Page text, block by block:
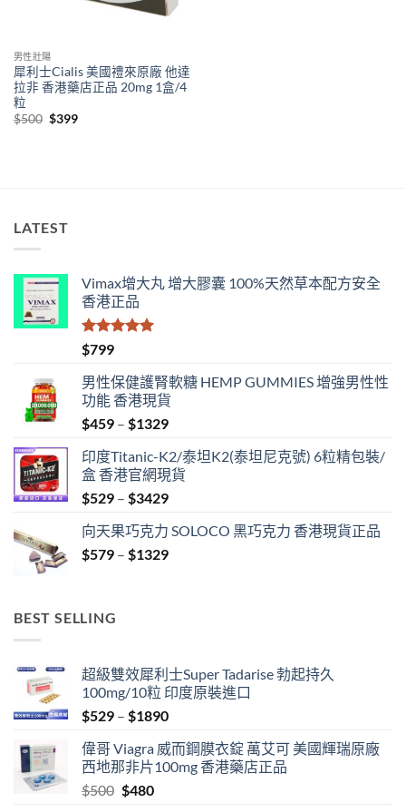
男性壯陽
犀利士Cialis 美國禮來原廠 他達
拉非 香港藥店正品 20mg 1盒/4
粒
$500 Original
$399Current
LATEST
Vimax增大丸 增大膠囊 100%天然草本配方安全
香港正品
評分
滿分 5
$799
男性保健護腎軟糖 HEMP GUMMIES 增強男性性
功能 香港現貨
$459 – $1329Price
$459
through
$1329
印度Titanic-K2/泰坦K2(泰坦尼克號) 6粒精包裝/
盒 香港官網現貨
$529 – $3429Price
$529
through
向天果巧克力 SOLOCO 黑巧克力 香港現貨正品
$579 – $1329Price
BEST SELLING
超級雙效犀利士Super Tadarise 勃起持久
100mg/10粒 印度原裝進口
$529 – $1890Price
$529
through
偉哥 Viagra 威而鋼膜衣錠 萬艾可 美國輝瑞原廠
西地那非片100mg 香港藥店正品
$500 Original
$480Current